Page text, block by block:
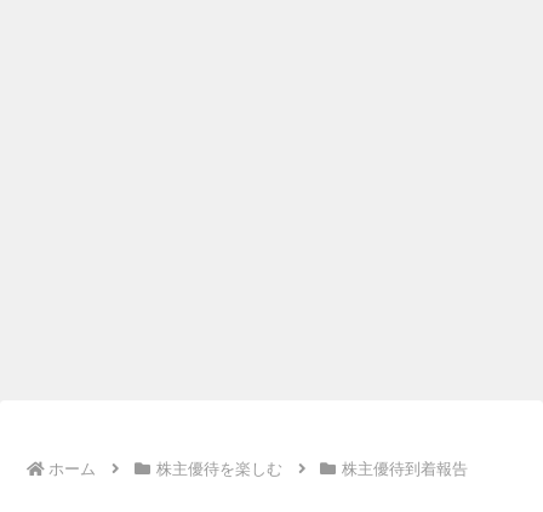
ホーム 株主優待を楽しむ 株主優待到着報告